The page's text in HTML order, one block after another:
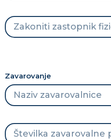
Zavarovanje